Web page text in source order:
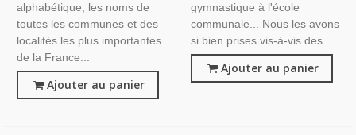
alphabétique, les noms de
toutes les communes et des
localités les plus importantes
de la France...
Ajouter au panier
gymnastique à l'école
communale... Nous les avons
si bien prises vis-à-vis des...
Ajouter au panier